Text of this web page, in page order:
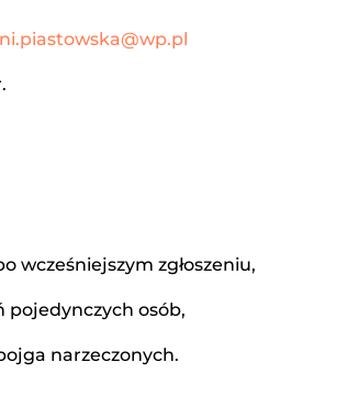
wcześniejszym zgłoszeniu,
pojedynczych osób,
narzeczonych.